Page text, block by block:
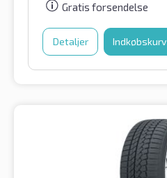
Gratis forsendelse
Detaljer Indkøbskurv